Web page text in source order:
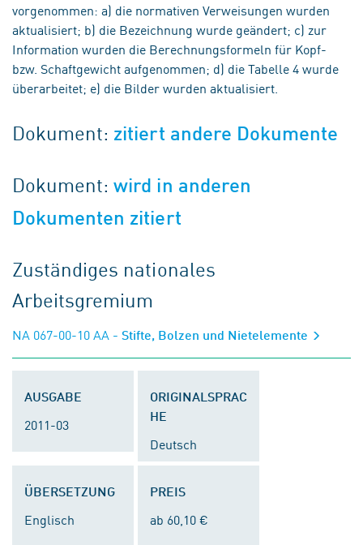
vorgenommen: a) die normativen Verweisungen wurden
aktualisiert; b) die Bezeichnung wurde geändert; c) zur
Information wurden die Berechnungsformeln für Kopf-
bzw. Schaftgewicht aufgenommen; d) die Tabelle 4 wurde
überarbeitet; e) die Bilder wurden aktualisiert.
Dokument: zitiert andere Dokumente
Dokument:wird in anderen
Dokumenten zitiert
Zuständiges nationales
Arbeitsgremium
NA 067-00-10 AA - Stifte, Bolzen und Nietelemente
AUSGABE
2011-03
ORIGINALSPRAC
HE
Deutsch
ÜBERSETZUNG
Englisch
PREIS
ab 60,10 €